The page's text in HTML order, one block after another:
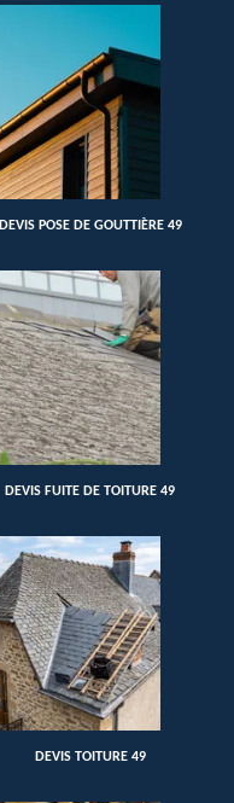
DEVIS POSE DE GOUTTIÈRE 49
DEVIS FUITE DE TOITURE 49
DEVIS TOITURE 49